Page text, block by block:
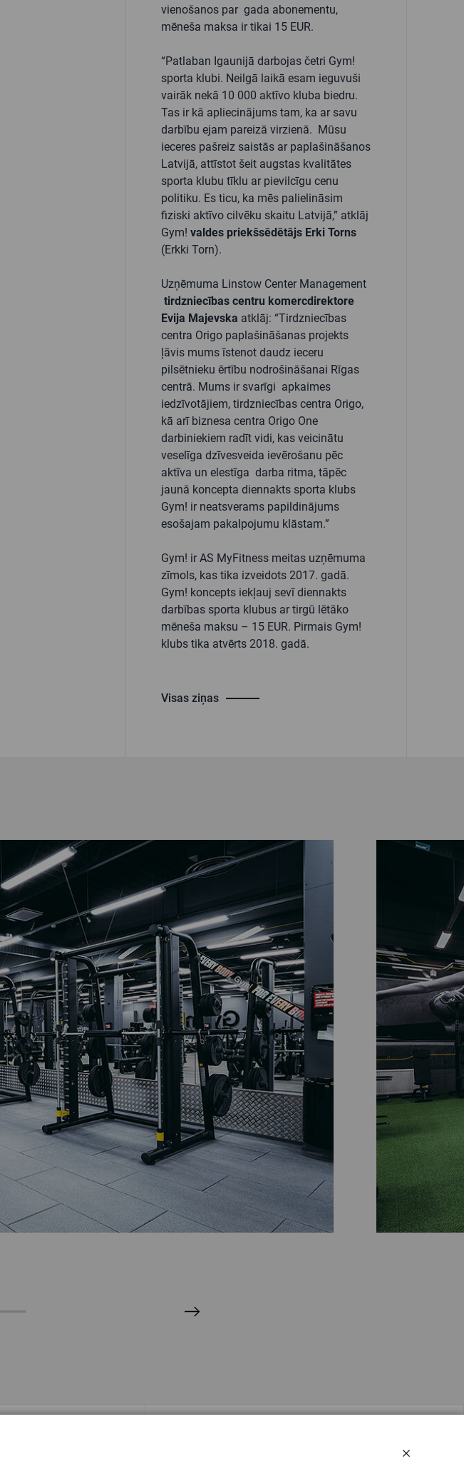
vienošanos par gada abonementu,
mēneša maksa ir tikai 15 EUR.
“Patlaban Igaunijā darbojas četri Gym!
sporta klubi. Neilgā laikā esam ieguvuši
vairāk nekā 10 000 aktīvo kluba biedru.
Tas ir kā apliecinājums tam, ka ar savu
darbību ejam pareizā virzienā. Mūsu
ieceres pašreiz saistās ar paplašināšanos
Latvijā, attīstot šeit augstas kvalitātes
sporta klubu tīklu ar pievilcīgu cenu
politiku. Es ticu, ka mēs palielināsim
fiziski aktīvo cilvēku skaitu Latvijā,” atklāj
Gym! valdes priekšsēdētājs Erki Torns
(Erkki Torn).
Uzņēmuma Linstow Center Management
tirdzniecības centru komercdirektore
Evija Majevska atklāj: “Tirdzniecības
centra Origo paplašināšanas projekts
ļāvis mums īstenot daudz ieceru
pilsētnieku ērtību nodrošināšanai Rīgas
centrā. Mums ir svarīgi apkaimes
iedzīvotājiem, tirdzniecības centra Origo,
kā arī biznesa centra Origo One
darbiniekiem radīt vidi, kas veicinātu
veselīga dzīvesveida ievērošanu pēc
aktīva un elestīga darba ritma, tāpēc
jaunā koncepta diennakts sporta klubs
Gym! ir neatsverams papildinājums
esošajam pakalpojumu klāstam.”
Gym! ir AS MyFitness meitas uzņēmuma
zīmols, kas tika izveidots 2017. gadā.
Gym! koncepts iekļauj sevī diennakts
darbības sporta klubus ar tirgū lētāko
mēneša maksu – 15 EUR. Pirmais Gym!
klubs tika atvērts 2018. gadā.
Visas ziņas